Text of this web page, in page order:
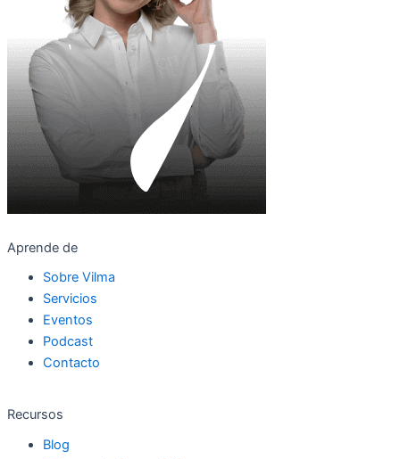
Aprende de
Sobre Vilma
Servicios
Eventos
Podcast
Contacto
Recursos
Blog